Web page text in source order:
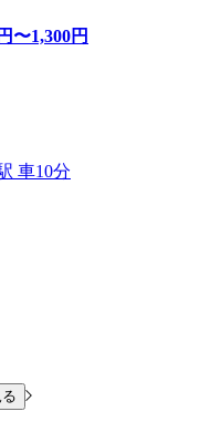
円〜1,300円
車10分